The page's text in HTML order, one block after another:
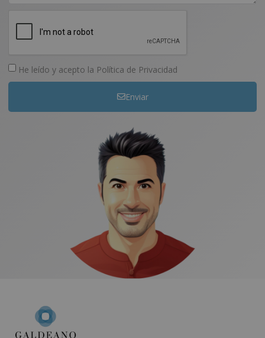
He leído y acepto la Política de Privacidad
Enviar